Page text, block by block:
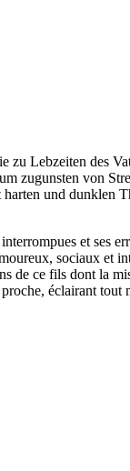
Lebzeiten des
zugunsten von
und dunklen
et ses
sociaux et
de ce fils dont la
éclairant tout